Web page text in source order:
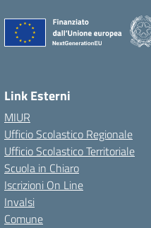
Link Esterni
MIUR
Ufficio Scolastico Regionale
Ufficio Scolastico Territoriale
Scuola in Chiaro
Iscrizioni On Line
Invalsi
Comune